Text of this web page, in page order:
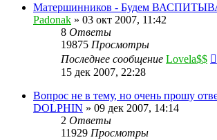
Матершинников - Будем
Padonak » 03 окт 2007, 11:42
8 Ответы
19875 Просмотры
Последнее сообщение Lovela$$
15 дек 2007, 22:28
Вопрос не в тему, но очень прошу
DOLPHIN » 09 дек 2007, 14:14
2 Ответы
11929 Просмотры